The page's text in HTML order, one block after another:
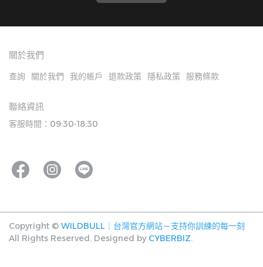
關於我們
查詢 關於我們 我的帳戶 退款政策 隱私政策 服務條款
聯絡資訊
客服時間：09:30-18:30
Copyright © WILDBULL｜台灣官方網站－支持你訓練的每一刻
All Rights Reserved. Designed by CYBERBIZ.